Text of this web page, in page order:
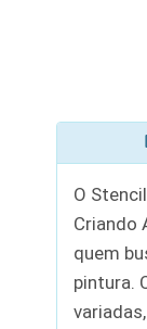
O
Criando
quem
pintura.